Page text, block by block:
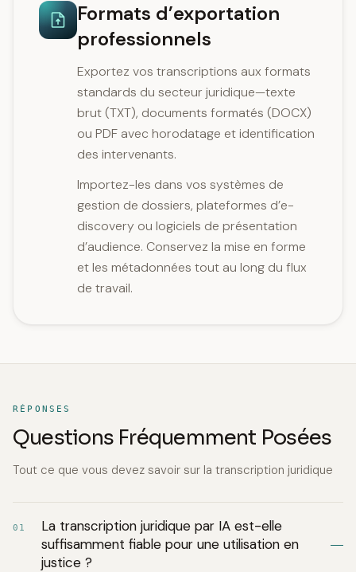
Formats d’exportation
professionnels
Exportez vos transcriptions aux formats
standards du secteur juridique—texte
brut (TXT), documents formatés (DOCX)
ou PDF avec horodatage et identification
des intervenants.
Importez-les dans vos systèmes de
gestion de dossiers, plateformes d’e-
discovery ou logiciels de présentation
d’audience. Conservez la mise en forme
et les métadonnées tout au long du flux
de travail.
RÉPONSES
Questions Fréquemment Posées
Tout ce que vous devez savoir sur la transcription juridique
01
La transcription juridique par IA est-elle
suffisamment fiable pour une utilisation en
justice ?